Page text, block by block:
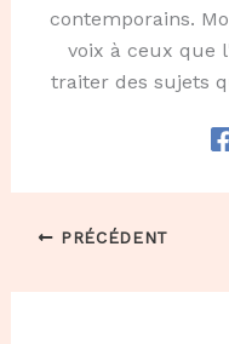
contemporains.
voix à ceux que
traiter des sujets
PRÉCÉDENT